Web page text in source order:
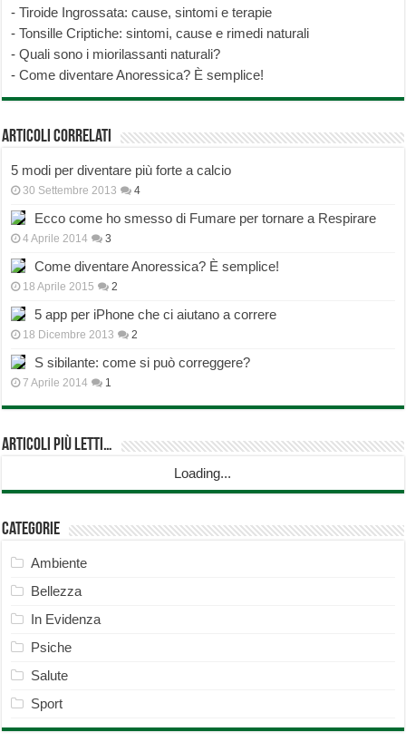
-Tiroide Ingrossata: cause, sintomi e terapie
-Tonsille Criptiche: sintomi, cause e rimedi naturali
-Quali sono i miorilassanti naturali?
-Come diventare Anoressica? È semplice!
Articoli correlati
5 modi per diventare più forte a calcio
30 Settembre 2013 4
Ecco come ho smesso di Fumare per tornare a Respirare
4 Aprile 2014 3
Come diventare Anoressica? È semplice!
18 Aprile 2015 2
5 app per iPhone che ci aiutano a correre
18 Dicembre 2013 2
S sibilante: come si può correggere?
7 Aprile 2014 1
Articoli più Letti…
Loading...
Categorie
Ambiente
Bellezza
In Evidenza
Psiche
Salute
Sport